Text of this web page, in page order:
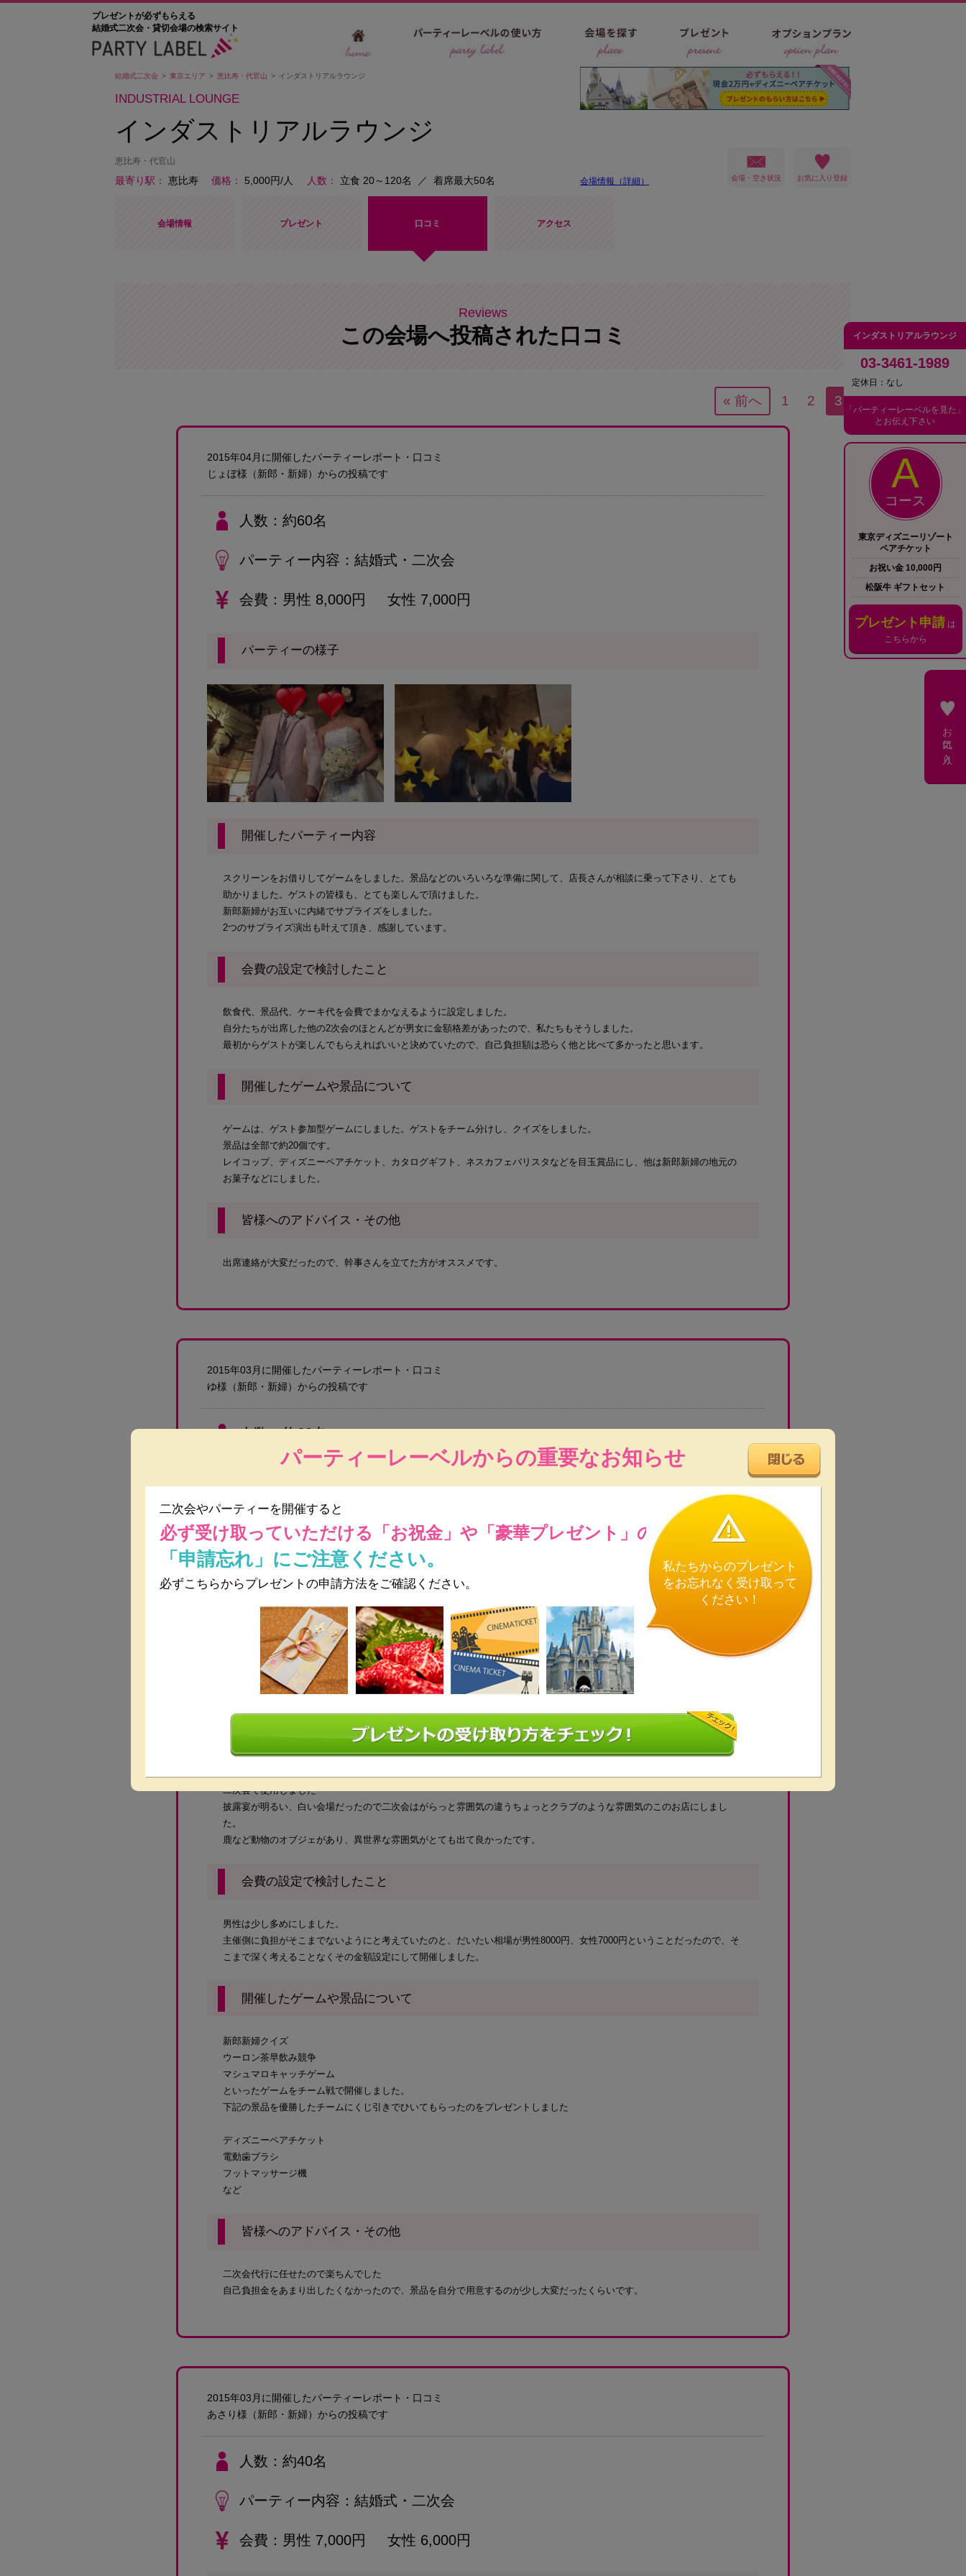
プレゼントが必ずもらえる
結婚式二次会・貸切会場の検索サイト
結婚式二次会 東京エリア 恵比寿・代官山 インダストリアルラウンジ
INDUSTRIAL LOUNGE
インダストリアルラウンジ
恵比寿・代官山
最寄り駅 恵比寿 価格 5,000円/人 人数 立食 20～120名 ／ 着席最大50名 会場情報（詳細）
会場情報 プレゼント 口コミ アクセス
この会場へ投稿された口コミ
« 前へ 1 2 3
2015年04月に開催したパーティーレポート・口コミ
じょぼ様 （新郎・新婦） からの投稿です
人数 約60名
パーティー内容 結婚式・二次会
会費 男性 8,000円 女性 7,000円
パーティーの様子
開催したパーティー内容
スクリーンをお借りしてゲームをしました。景品などのいろいろな準備に関して、店長さんが相談に乗って下さり、とても
助かりました。ゲストの皆様も、とても楽しんで頂けました。
新郎新婦がお互いに内緒でサプライズをしました。
2つのサプライズ演出も叶えて頂き、感謝しています。
会費の設定で検討したこと
飲食代、景品代、ケーキ代を会費でまかなえるように設定しました。
自分たちが出席した他の2次会のほとんどが男女に金額格差があったので、私たちもそうしました。
最初からゲストが楽しんでもらえればいいと決めていたので、自己負担額は恐らく他と比べて多かったと思います。
開催したゲームや景品について
ゲームは、ゲスト参加型ゲームにしました。ゲストをチーム分けし、クイズをしました。
景品は全部で約20個です。
レイコップ、ディズニーペアチケット、カタログギフト、ネスカフェバリスタなどを目玉賞品にし、他は新郎新婦の地元の
お菓子などにしました。
皆様へのアドバイス・その他
出席連絡が大変だったので、幹事さんを立てた方がオススメです。
2015年03月に開催したパーティーレポート・口コミ
ゆ様 （新郎・新婦） からの投稿です
人数 約60名
パーティー内容 結婚式・二次会
会費 男性 8,000円 女性 7,000円
パーティーの様子
開催したパーティー内容
二次会で使用しました
披露宴が明るい、白い会場だったので二次会はがらっと雰囲気の違うちょっとクラブのような雰囲気のこのお店にしまし
た。
鹿など動物のオブジェがあり、異世界な雰囲気がとても出て良かったです。
会費の設定で検討したこと
男性は少し多めにしました。
主催側に負担がそこまでないようにと考えていたのと、だいたい相場が男性8000円、女性7000円ということだったので、そ
こまで深く考えることなくその金額設定にして開催しました。
開催したゲームや景品について
新郎新婦クイズ
ウーロン茶早飲み競争
マシュマロキャッチゲーム
といったゲームをチーム戦で開催しました。
下記の景品を優勝したチームにくじ引きでひいてもらったのをプレゼントしました
ディズニーペアチケット
電動歯ブラシ
フットマッサージ機
など
皆様へのアドバイス・その他
二次会代行に任せたので楽ちんでした
自己負担金をあまり出したくなかったので、景品を自分で用意するのが少し大変だったくらいです。
2015年03月に開催したパーティーレポート・口コミ
あさり様 （新郎・新婦） からの投稿です
人数 約40名
パーティー内容 結婚式・二次会
会費 男性 7,000円 女性 6,000円
会場・空き状況
インダストリアルラウンジ
03-3461-1989
定休日：なし
「パーティーレーベルを見た」
とお伝え下さい
A
コース
東京ディズニーリゾート
ペアチケット
お祝い金 10,000円
松阪牛 ギフトセット
プレゼント申請 は
こちらから
お気に入り
パーティーレーベルからの重要なお知らせ
二次会やパーティーを開催すると
必ず受け取っていただける 「お祝金」や「豪華プレゼント」の
「申請忘れ」にご注意ください。
必ずこちらからプレゼントの申請方法をご確認ください。
私たちからのプレゼント
をお忘れなく受け取って
ください！